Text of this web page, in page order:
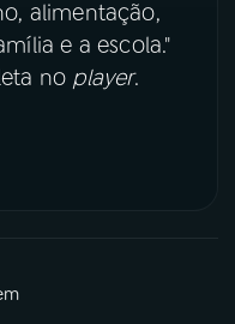
alimentação,
e a escola."
no player.